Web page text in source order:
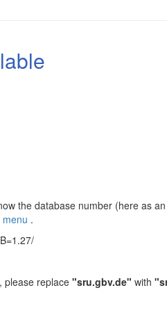
the database number (here as
.
, please replace "sru.gbv.de" with